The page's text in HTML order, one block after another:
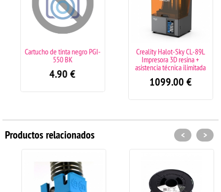
Cartucho de tinta negro PGI-
550 BK
4.90€
Creality Halot-Sky CL-89L
Impresora 3D resina +
asistencia técnica ilimitada
1099.00€
Productos relacionados < >